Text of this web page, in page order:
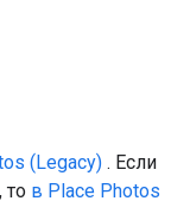
(Legacy) . Если
то в Place Photos